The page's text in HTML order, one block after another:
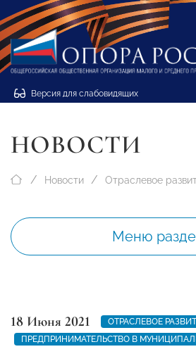
Версия для слабовидящих
НОВОСТИ
Новости Отраслевое
Меню
18 Июня 2021
ОТРАСЛЕВОЕ
ПРЕДПРИНИМАТЕЛЬСТВО В